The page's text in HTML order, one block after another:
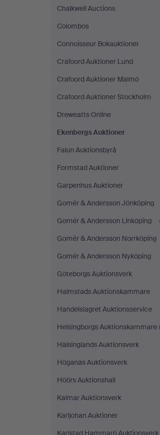
Chalkwell Auctions
Colombos
Connoisseur Bokauktioner
Crafoord Auktioner Lund
Crafoord Auktioner Malmö
Crafoord Auktioner Stockholm
Dreweatts Online
Ekenbergs Auktioner
Falun Auktionsbyrå
Formstad Auktioner
Garpenhus Auktioner
Gomér & Andersson Jönköping
Gomér & Andersson Linköping
Gomér & Andersson Norrköping
Gomér & Andersson Nyköping
Göteborgs Auktionsverk
Halmstads Auktionskammare
Handelslagret Auktionsservice
Helsingborgs Auktionskammare
Hälsinglands Auktionsverk
Höganäs Auktionsverk
Höörs Auktionshall
Kalmar Auktionsverk
Karljohan Auktioner
Karlstad Hammarö Auktionsverk